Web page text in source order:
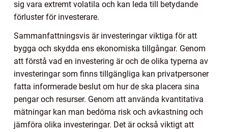
sig vara extremt volatila och kan leda till betydande
förluster för investerare.
Sammanfattningsvis är investeringar viktiga för att
bygga och skydda ens ekonomiska tillgångar. Genom
att förstå vad en investering är och de olika typerna av
investeringar som finns tillgängliga kan privatpersoner
fatta informerade beslut om hur de ska placera sina
pengar och resurser. Genom att använda kvantitativa
mätningar kan man bedöma risk och avkastning och
jämföra olika investeringar. Det är också viktigt att